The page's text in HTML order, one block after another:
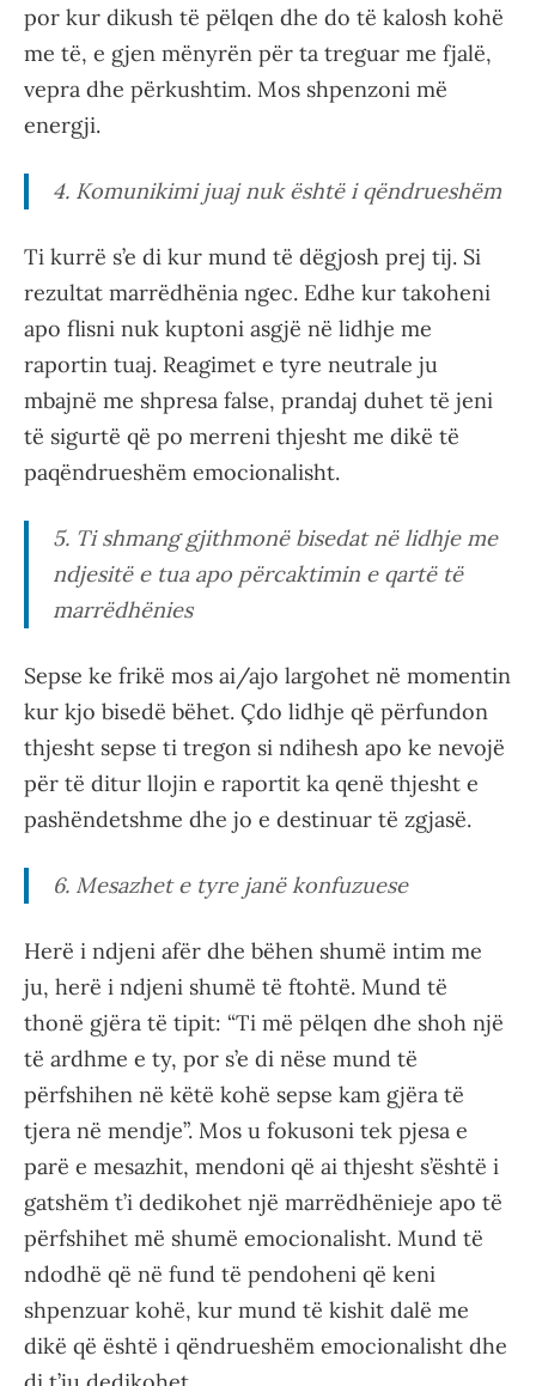
por kur dikush të pëlqen dhe do të kalosh kohë
me të, e gjen mënyrën për ta treguar me fjalë,
vepra dhe përkushtim. Mos shpenzoni më
energji.
4. Komunikimi juaj nuk është i qëndrueshëm
Ti kurrë s’e di kur mund të dëgjosh prej tij. Si
rezultat marrëdhënia ngec. Edhe kur takoheni
apo flisni nuk kuptoni asgjë në lidhje me
raportin tuaj. Reagimet e tyre neutrale ju
mbajnë me shpresa false, prandaj duhet të jeni
të sigurtë që po merreni thjesht me dikë të
paqëndrueshëm emocionalisht.
5. Ti shmang gjithmonë bisedat në lidhje me
ndjesitë e tua apo përcaktimin e qartë të
marrëdhënies
Sepse ke frikë mos ai/ajo largohet në momentin
kur kjo bisedë bëhet. Çdo lidhje që përfundon
thjesht sepse ti tregon si ndihesh apo ke nevojë
për të ditur llojin e raportit ka qenë thjesht e
pashëndetshme dhe jo e destinuar të zgjasë.
6. Mesazhet e tyre janë konfuzuese
Herë i ndjeni afër dhe bëhen shumë intim me
ju, herë i ndjeni shumë të ftohtë. Mund të
thonë gjëra të tipit: “Ti më pëlqen dhe shoh një
të ardhme e ty, por s’e di nëse mund të
përfshihen në këtë kohë sepse kam gjëra të
tjera në mendje”. Mos u fokusoni tek pjesa e
parë e mesazhit, mendoni që ai thjesht s’është i
gatshëm t’i dedikohet një marrëdhënieje apo të
përfshihet më shumë emocionalisht. Mund të
ndodhë që në fund të pendoheni që keni
shpenzuar kohë, kur mund të kishit dalë me
dikë që është i qëndrueshëm emocionalisht dhe